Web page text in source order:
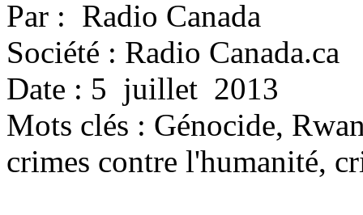
Par : Radio Canada
Société : Radio Canada.ca
Date : 5 juillet 2013
Mots clés : Génocide,
crimes contre l'humanité,